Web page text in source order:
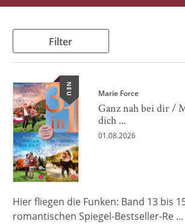
Filter
NEU Marie Force
Ganz nah bei dir /
dich ...
01.08.2026
Hier fliegen die Funken: Band 13 bis
romantischen Spiegel-Bestseller-Re ...